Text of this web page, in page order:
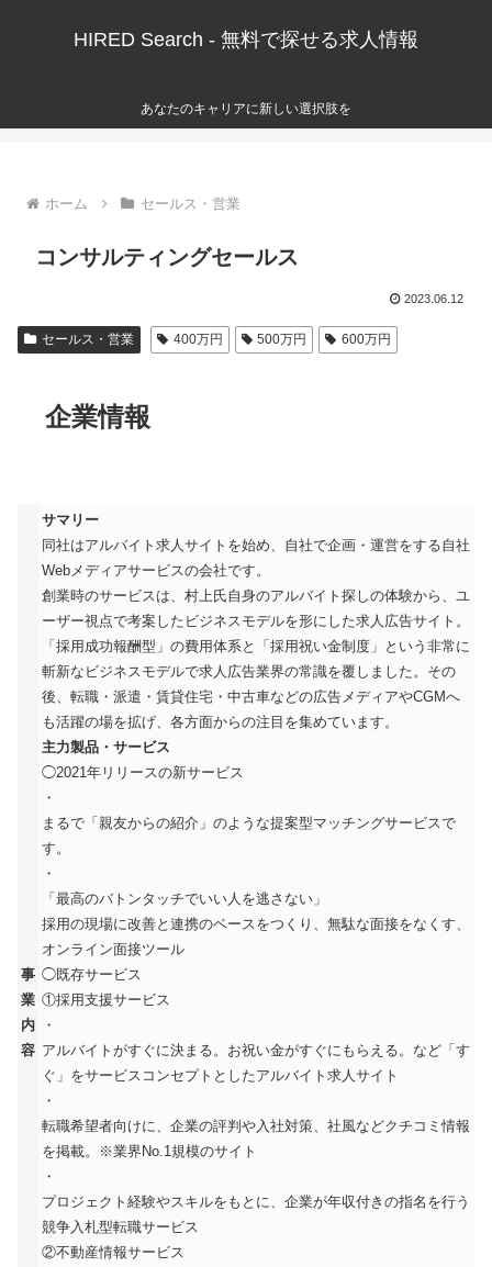
HIRED Search - 無料で探せる求人情報
あなたのキャリアに新しい選択肢を
ホーム セールス・営業
コンサルティングセールス
2023.06.12
セールス・営業 400万円 500万円 600万円
企業情報
事
業
内
容
サマリー
同社はアルバイト求人サイトを始め、自社で企画・運営をする自社
Webメディアサービスの会社です。
創業時のサービスは、村上氏自身のアルバイト探しの体験から、ユ
ーザー視点で考案したビジネスモデルを形にした求人広告サイト。
「採用成功報酬型」の費用体系と「採用祝い金制度」という非常に
斬新なビジネスモデルで求人広告業界の常識を覆しました。その
後、転職・派遣・賃貸住宅・中古車などの広告メディアやCGMへ
も活躍の場を拡げ、各方面からの注目を集めています。
主力製品・サービス
◯2021年リリースの新サービス
・
まるで「親友からの紹介」のような提案型マッチングサービスで
す。
・
「最高のバトンタッチでいい人を逃さない」
採用の現場に改善と連携のベースをつくり、無駄な面接をなくす、
オンライン面接ツール
◯既存サービス
①採用支援サービス
・
アルバイトがすぐに決まる。お祝い金がすぐにもらえる。など「す
ぐ」をサービスコンセプトとしたアルバイト求人サイト
・
転職希望者向けに、企業の評判や入社対策、社風などクチコミ情報
を掲載。※業界No.1規模のサイト
・
プロジェクト経験やスキルをもとに、企業が年収付きの指名を行う
競争入札型転職サービス
②不動産情報サービス